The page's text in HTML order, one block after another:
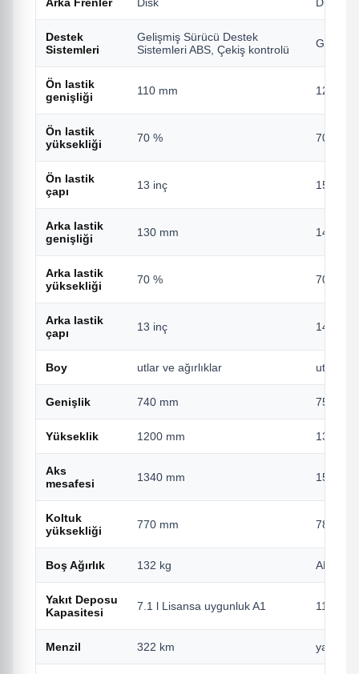
Arka Frenler Disk Disk
Destek
Sistemleri
Gelişmiş Sürücü Destek
Sistemleri ABS, Çekiş kontrolü
Ön lastik
genişliği
110 mm 120 mm
Ön lastik
yüksekliği
70 % 70 %
Ön lastik
çapı
13 inç 15 inç
Arka lastik
genişliği
130 mm 140 mm
Arka lastik
yüksekliği
70 % 70 %
Arka lastik
çapı
13 inç 14 inç
Boy utlar ve ağırlıklar utlar ve
Genişlik 740 mm 754 mm
Yükseklik 1200 mm 1360
Aks
mesafesi
1340 mm 1510
Koltuk
yüksekliği
770 mm 780 mm
Boş Ağırlık 132 kg ABS
Yakıt Deposu
Kapasitesi
7.1 l Lisansa uygunluk A1 11.7 L
Menzil 322 km